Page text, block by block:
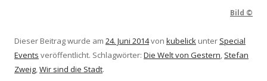
Bild ©
Dieser Beitrag wurde am 24. Juni 2014von kubelick unter Special
Events veröffentlicht. Schlagwörter: Die Welt von Gestern, Stefan
Zweig,Wir sind die Stadt.